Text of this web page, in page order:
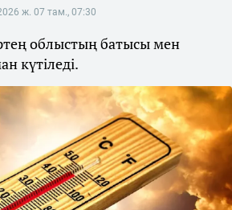
ж. 07 там., 07:30
облыстың батысы мен
күтіледі.